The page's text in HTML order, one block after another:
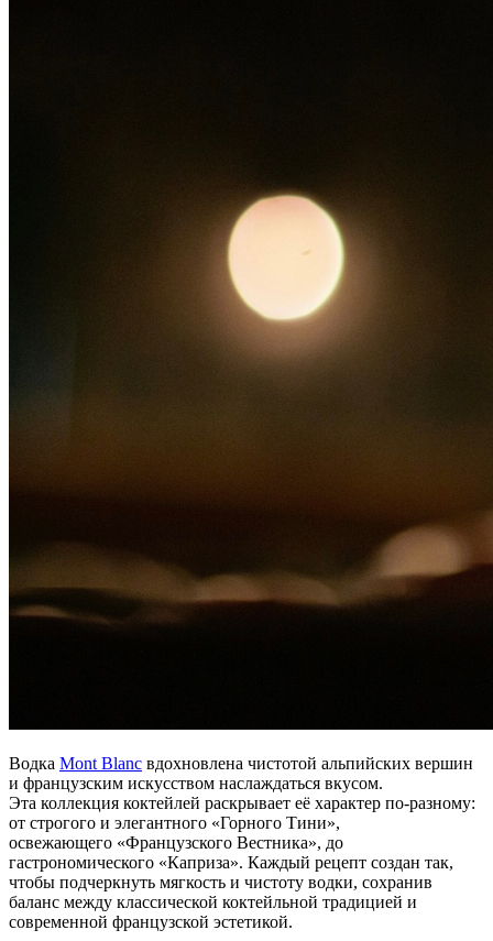
Водка Mont Blanc вдохновлена чистотой альпийских вершин
и французским искусством наслаждаться вкусом.
Эта коллекция коктейлей раскрывает её характер по-разному:
от строгого и элегантного «Горного Тини»,
освежающего «Французского Вестника», до
гастрономического «Каприза». Каждый рецепт создан так,
чтобы подчеркнуть мягкость и чистоту водки, сохранив
баланс между классической коктейльной традицией и
современной французской эстетикой.